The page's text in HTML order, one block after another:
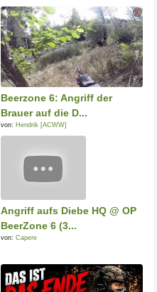
Beerzone 6: Angriff der
Brauer auf die D...
von: Hendrik [ACWW]
Angriff aufs Diebe HQ @ OP
BeerZone 6 (3...
von: Capere